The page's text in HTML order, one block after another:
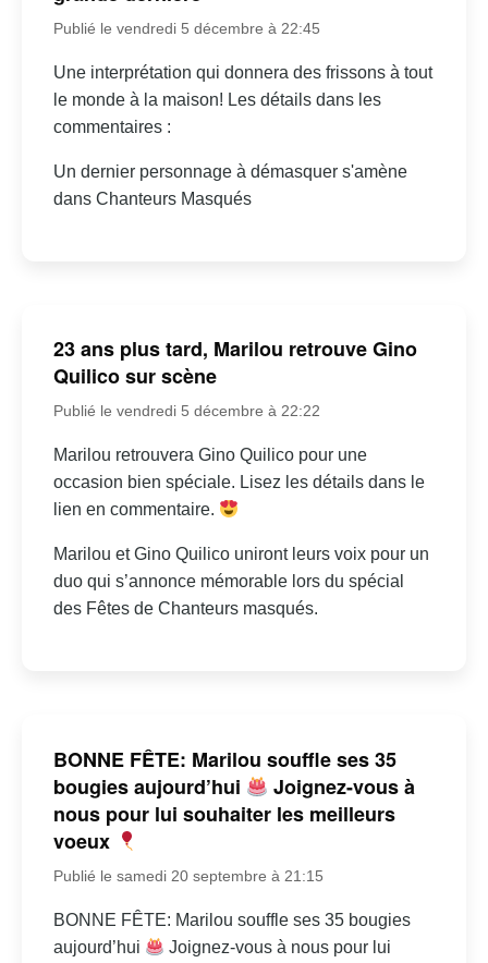
Publié le vendredi 5 décembre à 22:45
Une interprétation qui donnera des frissons à tout
le monde à la maison! Les détails dans les
commentaires :
Un dernier personnage à démasquer s'amène
dans Chanteurs Masqués
23 ans plus tard, Marilou retrouve Gino
Quilico sur scène
Publié le vendredi 5 décembre à 22:22
Marilou retrouvera Gino Quilico pour une
occasion bien spéciale. Lisez les détails dans le
lien en commentaire.
Marilou et Gino Quilico uniront leurs voix pour un
duo qui s’annonce mémorable lors du spécial
des Fêtes de Chanteurs masqués.
BONNE FÊTE: Marilou souffle ses 35
bougies aujourd’hui
Joignez-vous à
nous pour lui souhaiter les meilleurs
voeux
Publié le samedi 20 septembre à 21:15
BONNE FÊTE: Marilou souffle ses 35 bougies
aujourd’hui
Joignez-vous à nous pour lui